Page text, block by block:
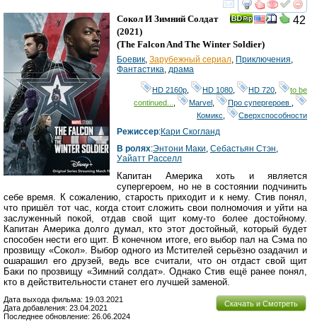
смотреть
42
Сокол И Зимний Солдат
(2021)
(The Falcon And The Winter Soldier)
Боевик, Зарубежный сериал, Приключения,
Фантастика, драма
HD 2160р, HD 1080, HD 720,
to be
continued..., Marvel , Про супергероев ,
Комикс, Сверхспособности
Режиссер:Кари Скогланд
В ролях:Энтони Маки, Себастьян Стэн,
Уайатт Расселл
Капитан Америка хоть и является
супергероем, но не в состоянии подчинить
себе время. К сожалению, старость приходит и к нему. Стив понял,
что пришёл тот час, когда стоит сложить свои полномочия и уйти на
заслуженный покой, отдав свой щит кому-то более достойному.
Капитан Америка долго думал, кто этот достойный, который будет
способен нести его щит. В конечном итоге, его выбор пал на Сэма по
прозвищу «Сокол». Выбор одного из Мстителей серьёзно озадачил и
ошарашил его друзей, ведь все считали, что он отдаст свой щит
Баки по прозвищу «Зимний солдат». Однако Стив ещё ранее понял,
кто в действительности станет его лучшей заменой.
Скачать и Смотреть
Дата выхода фильма: 19.03.2021
Дата добавления: 23.04.2021
Последнее обновление: 26.06.2024